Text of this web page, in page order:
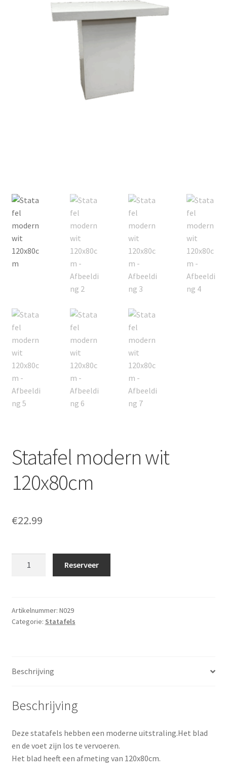
Offerte aanvraag
Statafel modern wit
120x80cm
€22.99
aantal
Reserveer
Artikelnummer: N029
Categorie: Statafels
Beschrijving
Beschrijving
Deze statafels hebben een moderne uitstraling.Het blad
en de voet zijn los te vervoeren.
Het blad heeft een afmeting van 120x80cm.